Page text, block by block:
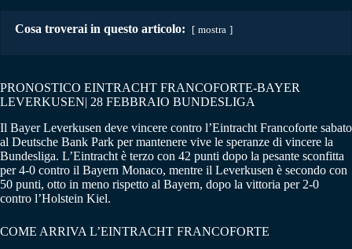
Cosa troverai in questo articolo: mostra
PRONOSTICO EINTRACHT FRANCOFORTE-BAYER
LEVERKUSEN| 28 FEBBRAIO BUNDESLIGA
Il Bayer Leverkusen deve vincere contro l’Eintracht Francoforte sabato
al Deutsche Bank Park per mantenere vive le speranze di vincere la
Bundesliga. L’Eintracht è terzo con 42 punti dopo la pesante sconfitta
per 4-0 contro il Bayern Monaco, mentre il Leverkusen è secondo con
50 punti, otto in meno rispetto al Bayern, dopo la vittoria per 2-0
contro l’Holstein Kiel.
COME ARRIVA L’EINTRACHT FRANCOFORTE